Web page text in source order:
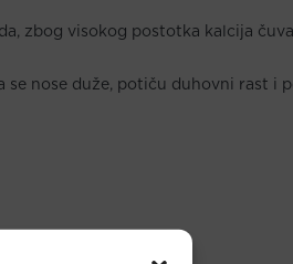
zbog visokog postotka kalcija
nose duže, potiču duhovni rast i